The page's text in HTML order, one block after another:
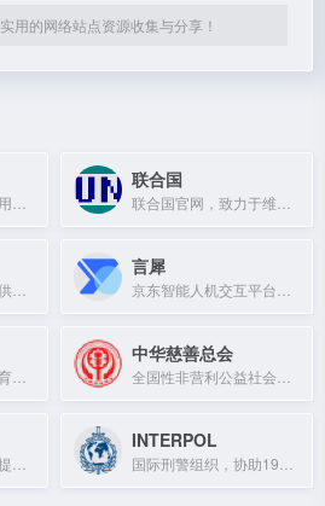
用的网络站点资源收集与分享！
联合国
言犀
中华慈善总会
INTERPOL